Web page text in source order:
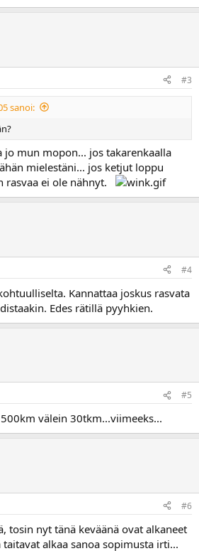
#3
sanoi:
jo mun mopon... jos takarenkaalla
mielestäni... jos ketjut loppu
ei ole nähnyt.
#4
Kannattaa joskus rasvata
Edes rätillä pyyhkien.
#5
välein 30tkm...viimeeks...
#6
tosin nyt tänä keväänä ovat alkaneet
alkaa sanoa sopimusta irti...